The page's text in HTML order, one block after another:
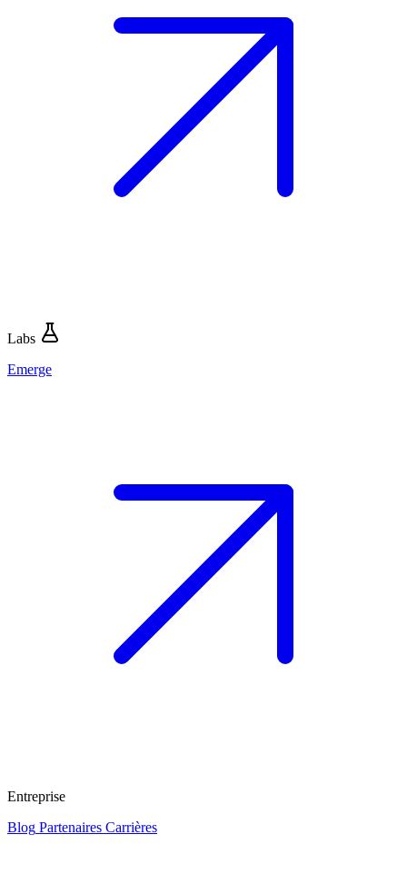
Labs
Emerge
Entreprise
Blog Partenaires Carrières